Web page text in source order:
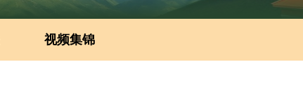
视频集锦